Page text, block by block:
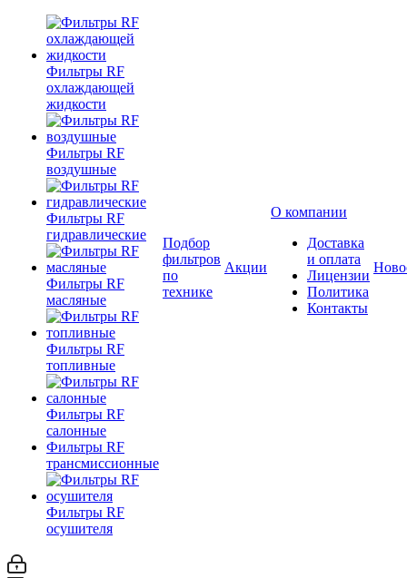
Фильтры RF
охлаждающей
жидкости
Фильтры RF
воздушные
Фильтры RF
гидравлические
Фильтры RF
масляные
Фильтры RF
топливные
Фильтры RF
салонные
Фильтры RF
трансмиссионные
Фильтры RF
осушителя
Подбор
фильтров
по
технике
Акции
О компании
Доставка
и оплата
Лицензии
Политика
Контакты